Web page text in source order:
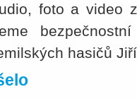
foto a video
hasičů